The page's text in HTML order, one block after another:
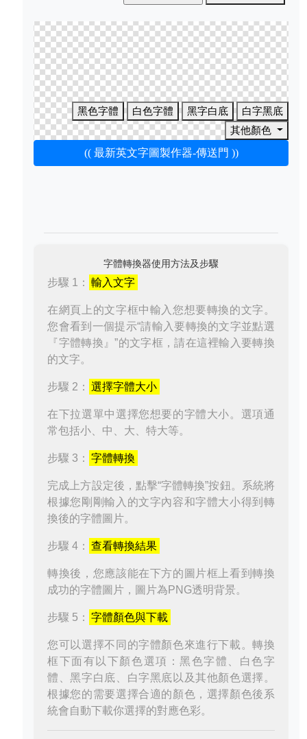
黑色字體 白色字體 黑字白底
白字黑底
其他顏色
(( 最新英文字圖製作器-傳送門 ))
字體轉換器使用方法及步驟
步驟 1： 輸入文字
在網頁上的文字框中輸入您想要轉換的文字。
您會看到一個提示“請輸入要轉換的文字並點選
『字體轉換』”的文字框，請在這裡輸入要轉換
的文字。
步驟 2： 選擇字體大小
在下拉選單中選擇您想要的字體大小。選項通
常包括小、中、大、特大等。
步驟 3： 字體轉換
完成上方設定後，點擊“字體轉換”按鈕。系統將
根據您剛剛輸入的文字內容和字體大小得到轉
換後的字體圖片。
步驟 4： 查看轉換結果
轉換後，您應該能在下方的圖片框上看到轉換
成功的字體圖片，圖片為PNG透明背景。
步驟 5： 字體顏色與下載
您可以選擇不同的字體顏色來進行下載。轉換
框下面有以下顏色選項：黑色字體、白色字
體、黑字白底、白字黑底以及其他顏色選擇。
根據您的需要選擇合適的顏色，選擇顏色後系
統會自動下載你選擇的對應色彩。